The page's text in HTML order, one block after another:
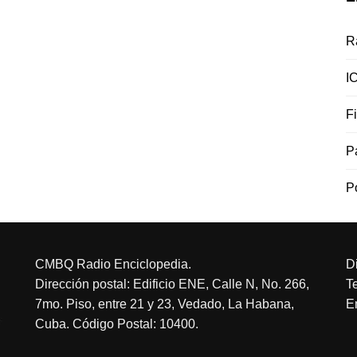
CMBQ Radio Enciclopedia.
Dirección postal: Edificio ENE, Calle N, No. 266,
7mo. Piso, entre 21 y 23, Vedado, La Habana,
Cuba. Código Postal: 10400.